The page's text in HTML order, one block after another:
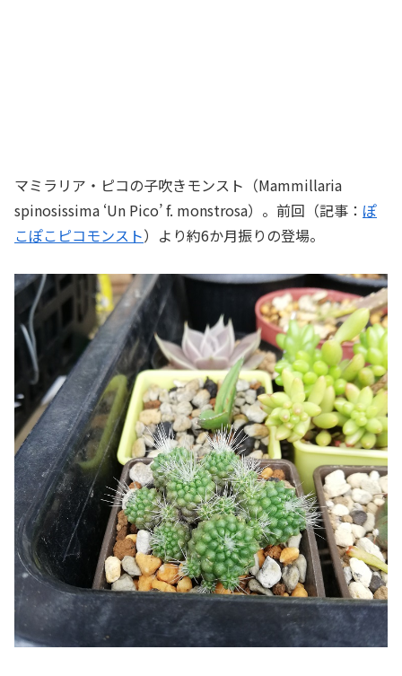
マミラリア・ピコの子吹きモンスト（Mammillaria
spinosissima ‘Un Pico’ f. monstrosa）。前回（記事： ぽ
こぽこピコモンスト）より約6か月振りの登場。